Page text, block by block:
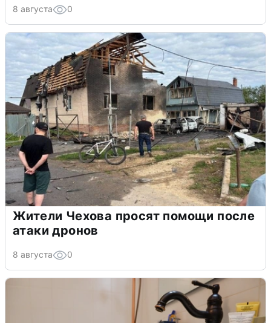
8 августа 0
Жители Чехова просят помощи после
атаки дронов
8 августа 0